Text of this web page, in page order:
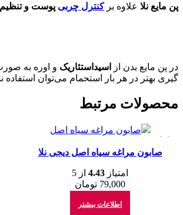
پن مایع نلا علاوه برکنترل چربی پوست و
در پن مایع بدن از اسیداستئاریک و اوره به
گیری بهتر در هر بار استحمام می‌توان استفاده
محصولات مرتبط
صابون مراغه سیاه اصل دیجی نلا
امتیاز 4.43از 5
79,000 تومان
اطلاعات بیشتر